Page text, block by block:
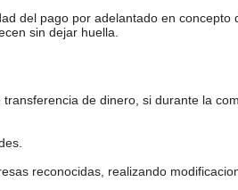
del pago por adelantado en concepto
sin dejar huella.
de dinero, si durante la
reconocidas, realizando